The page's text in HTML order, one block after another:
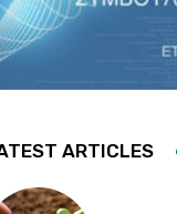
ARTICLES